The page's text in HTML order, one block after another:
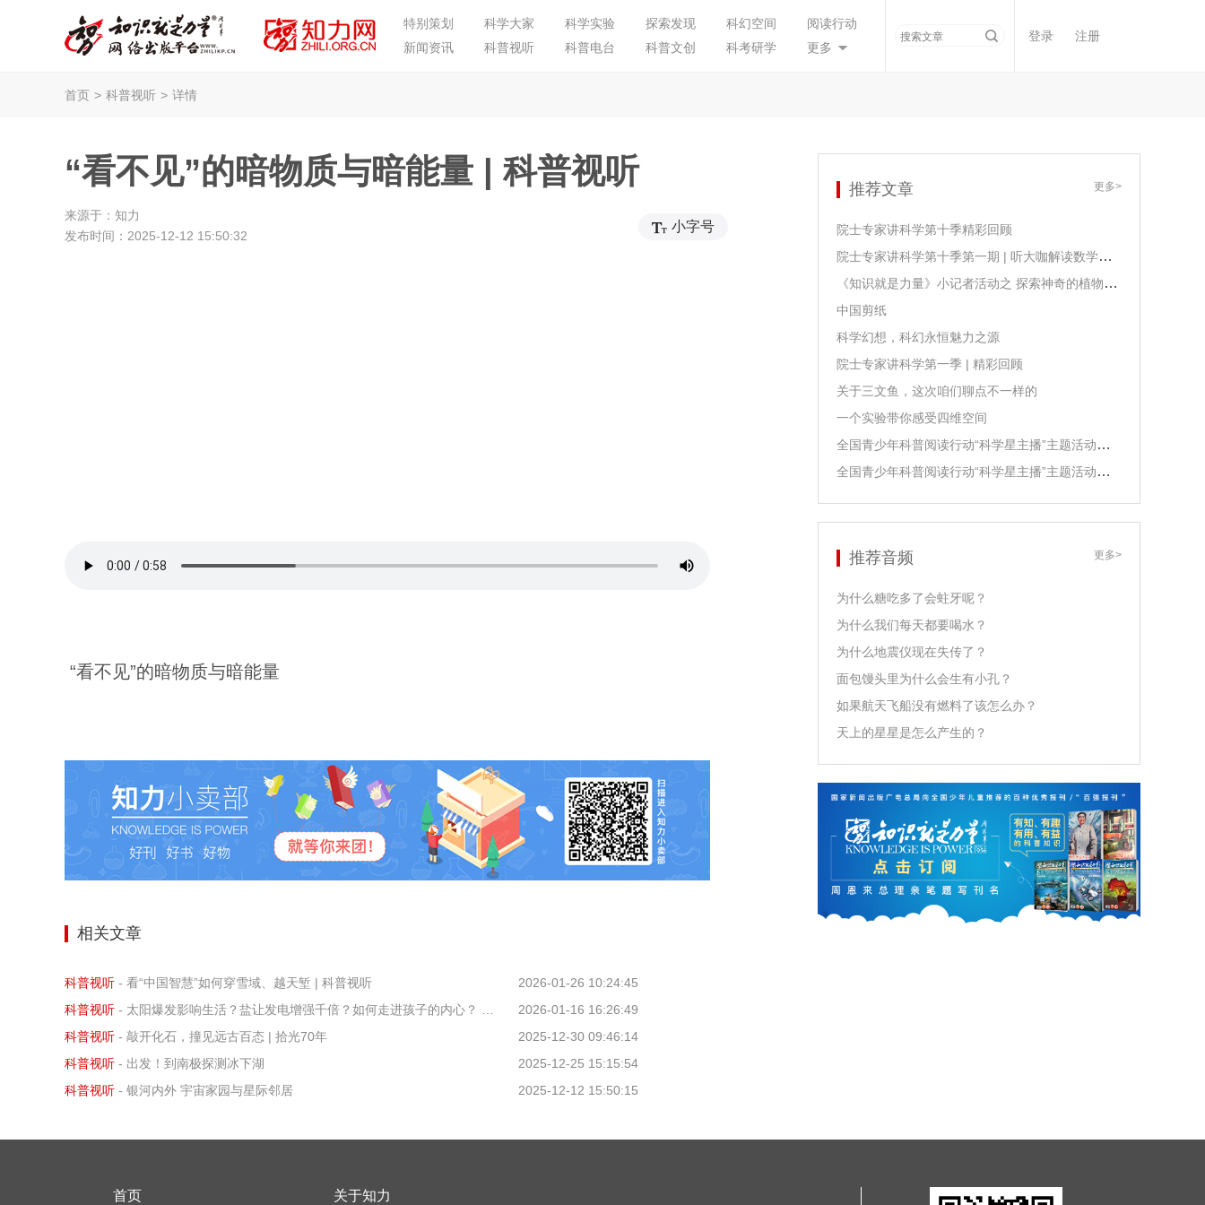
特别策划 科学大家 科学实验 探索发现 科幻空间
阅读行动
新闻资讯
科普视听 科普电台 科普文创 科考研学 更多
登录 注册
首页 > 科普视听 > 详情
“看不见”的暗物质与暗能量 | 科普视听
来源于： 知力
发布时间： 2025-12-12 15:50:32
小字号
“看不见”的暗物质与暗能量
相关文章
科普视听 - 看“中国智慧”如何穿雪域、越天堑 | 科普视听
2026-01-26 10:24:45
科普视听 - 太阳爆发影响生活？盐让发电增强千倍？如何走进孩子的内心？ | 2026年1月新刊速递
2026-01-16 16:26:49
科普视听 - 敲开化石，撞见远古百态 | 拾光70年
2025-12-30 09:46:14
科普视听 - 出发！到南极探测冰下湖
2025-12-25 15:15:54
科普视听 - 银河内外 宇宙家园与星际邻居 2025-12-12 15:50:15
推荐文章 更多>
院士专家讲科学第十季精彩回顾
院士专家讲科学第十季第一期 | 听大咖解读数学课程课标
《知识就是力量》小记者活动之 探索神奇的植物生长
中国剪纸
科学幻想，科幻永恒魅力之源
院士专家讲科学第一季 | 精彩回顾
关于三文鱼，这次咱们聊点不一样的
一个实验带你感受四维空间
全国青少年科普阅读行动“科学星主播”主题活动之江泓老师领读
全国青少年科普阅读行动“科学星主播”主题活动之尹传红老师领读
推荐音频 更多>
为什么糖吃多了会蛀牙呢？
为什么我们每天都要喝水？
为什么地震仪现在失传了？
面包馒头里为什么会生有小孔？
如果航天飞船没有燃料了该怎么办？
天上的星星是怎么产生的？
首页 关于知力